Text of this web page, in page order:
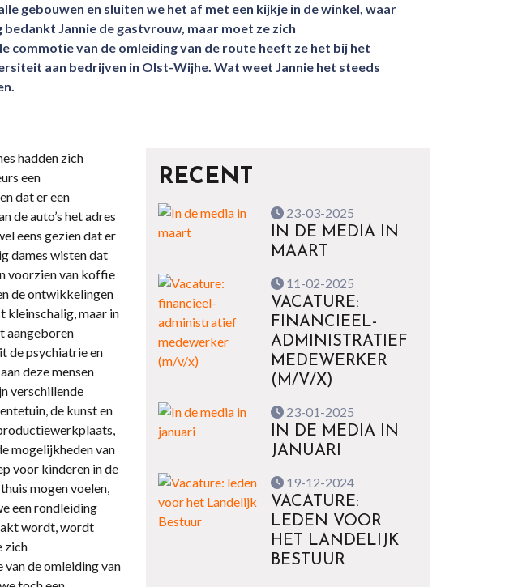
gebouwen en sluiten we het af met een kijkje in de winkel, waar
Jannie de gastvrouw, maar moet ze zich
commotie van de omleiding van de route heeft ze het bij het
aan bedrijven in Olst-Wijhe. Wat weet Jannie het steeds
RECENT
23-03-2025
IN DE MEDIA IN
MAART
11-02-2025
VACATURE:
FINANCIEEL-
ADMINISTRATIEF
MEDEWERKER
(M/V/X)
23-01-2025
IN DE MEDIA IN
JANUARI
19-12-2024
VACATURE:
LEDEN VOOR
HET LANDELIJK
BESTUUR